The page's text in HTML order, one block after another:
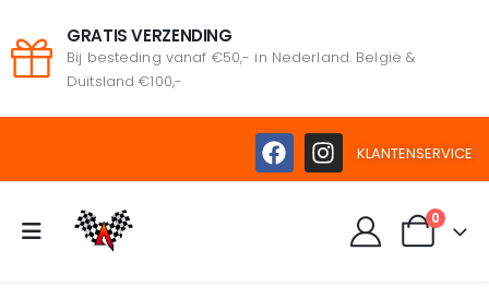
GRATIS VERZENDING
Bij besteding vanaf €50,- in Nederland. België &
Duitsland €100,-
KLANTENSERVICE
0